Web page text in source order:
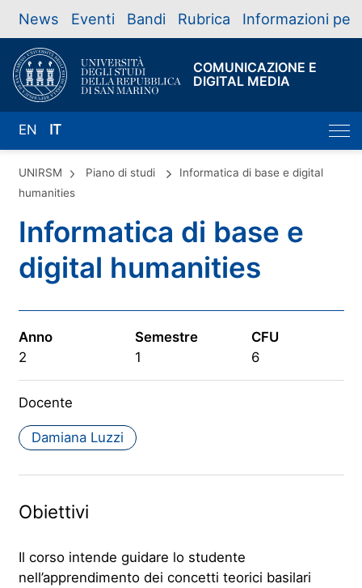
News Eventi Bandi Rubrica Informazioni per
COMUNICAZIONE E
DIGITAL MEDIA
EN IT
UNIRSM Piano di studi
Informatica di base e digital
humanities
Informatica di base e
digital humanities
Anno
2
Semestre
1
CFU
6
Docente
Damiana Luzzi
Obiettivi
Il corso intende guidare lo studente
nell’apprendimento dei concetti teorici basilari